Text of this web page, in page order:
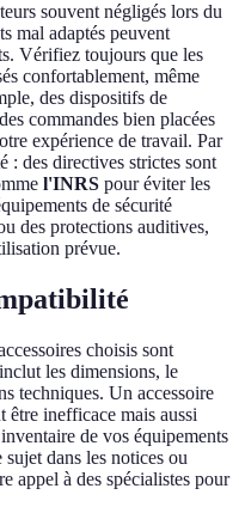
souvent négligés lors du
mal adaptés peuvent
Vérifiez toujours que les
confortablement, même
des dispositifs de
commandes bien placées
expérience de travail. Par
: des directives strictes sont
l'INRS pour éviter les
de sécurité
des protections auditives,
prévue.
choisis sont
les dimensions, le
techniques. Un accessoire
être inefficace mais aussi
de vos équipements
dans les notices ou
appel à des spécialistes pour